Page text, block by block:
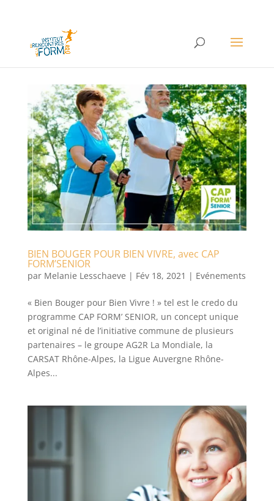
BIEN BOUGER POUR BIEN VIVRE, avec CAP
FORM’SENIOR
par Melanie Lesschaeve | Fév 18, 2021 | Evénements
« Bien Bouger pour Bien Vivre ! » tel est le credo du
programme CAP FORM’ SENIOR, un concept unique
et original né de l’initiative commune de plusieurs
partenaires – le groupe AG2R La Mondiale, la
CARSAT Rhône-Alpes, la Ligue Auvergne Rhône-
Alpes...